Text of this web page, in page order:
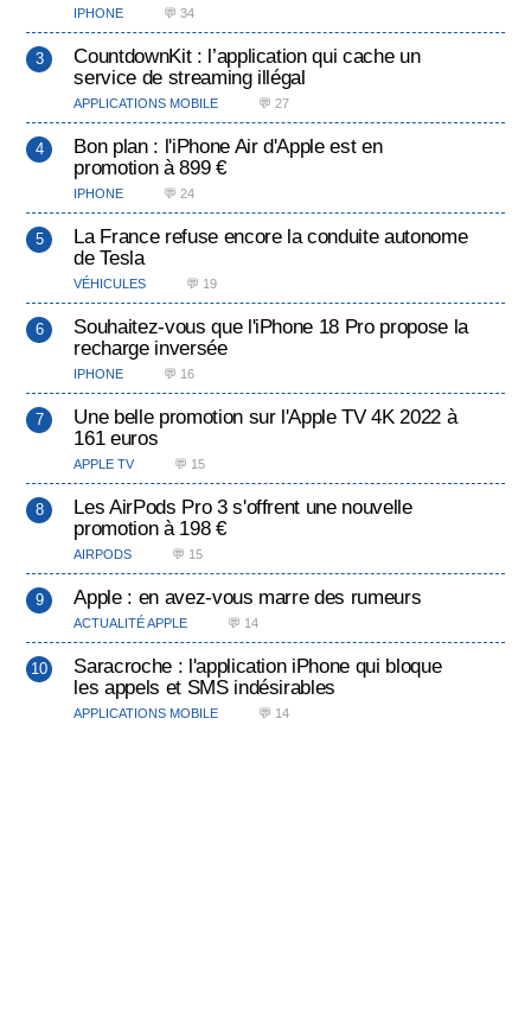
IPHONE 💬 34
CountdownKit : l’application qui cache un
service de streaming illégal
APPLICATIONS MOBILE 💬 27
Bon plan : l'iPhone Air d'Apple est en
promotion à 899 €
IPHONE 💬 24
La France refuse encore la conduite autonome
de Tesla
VÉHICULES 💬 19
Souhaitez-vous que l'iPhone 18 Pro propose la
recharge inversée
IPHONE 💬 16
Une belle promotion sur l'Apple TV 4K 2022 à
161 euros
APPLE TV 💬 15
Les AirPods Pro 3 s'offrent une nouvelle
promotion à 198 €
AIRPODS 💬 15
Apple : en avez-vous marre des rumeurs
ACTUALITÉ APPLE 💬 14
Saracroche : l'application iPhone qui bloque
les appels et SMS indésirables
APPLICATIONS MOBILE 💬 14